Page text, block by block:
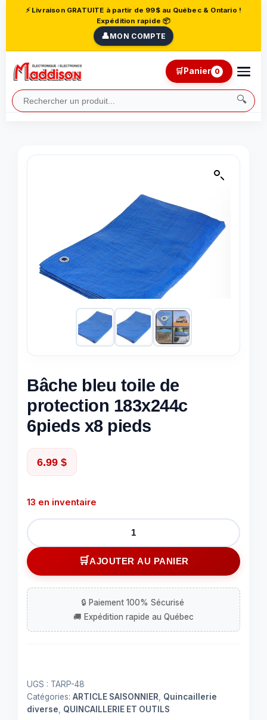
⚡ Livraison GRATUITE à partir de 99$ au Québec & Ontario !
Expédition rapide 📦
👤MON COMPTE
🔍
🛒Panier 0
Bâche bleu toile de
protection 183x244c
6pieds x8 pieds
6.99 $
13 en inventaire
quantité
de
Bâche
bleu
de
protection
183x244c
AJOUTER AU PANIER
UGS : TARP-48
Catégories: ARTICLE SAISONNIER
Quincaillerie
diverse
QUINCAILLERIE ET OUTILS